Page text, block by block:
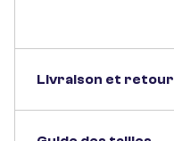
Livraison et retour